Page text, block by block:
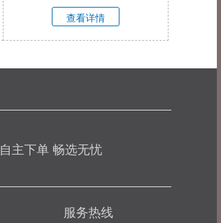
查看详情
自主下单 畅选无忧
服务热线